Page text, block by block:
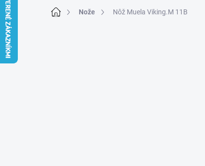
DomovNože Nôž Muela Viking.M 11B